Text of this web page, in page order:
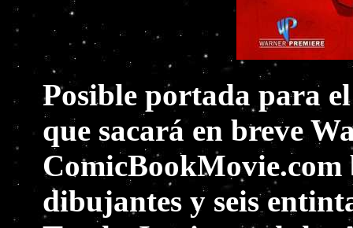
Posible portada para
que sacará en breve
ComicBookMovie.com
dibujantes y seis